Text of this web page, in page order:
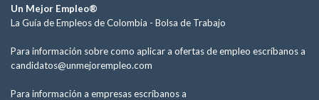
Un Mejor Empleo®
La Guía de Empleos de Colombia - Bolsa de Trabajo
Para información sobre como aplicar a ofertas de empleo escríbanos a
candidatos@unmejorempleo.com
Para información a empresas escríbanos a